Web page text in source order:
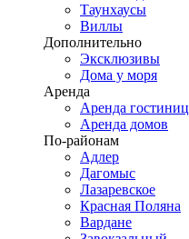
Таунхаусы
Виллы
Дополнительно
Эксклюзивы
Дома у моря
Аренда
Аренда гостиниц
Аренда домов
По-районам
Адлер
Дагомыс
Лазаревское
Красная Поляна
Вардане